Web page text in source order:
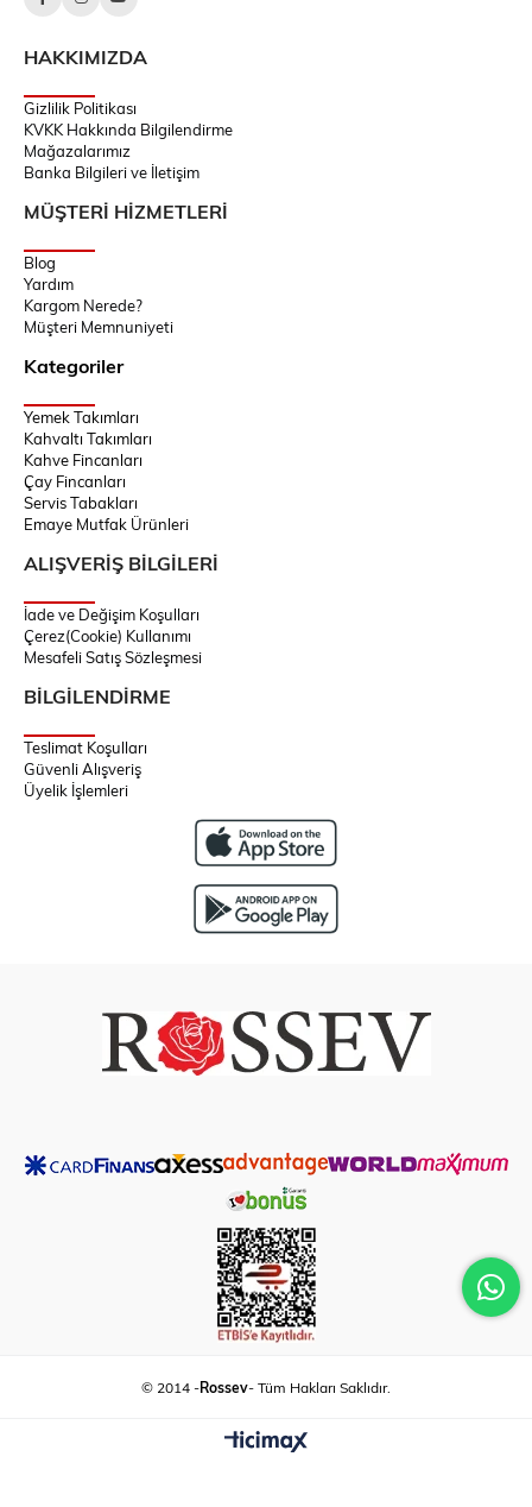
HAKKIMIZDA
Gizlilik Politikası
KVKK Hakkında Bilgilendirme
Mağazalarımız
Banka Bilgileri ve İletişim
MÜŞTERİ HİZMETLERİ
Blog
Yardım
Kargom Nerede?
Müşteri Memnuniyeti
Kategoriler
Yemek Takımları
Kahvaltı Takımları
Kahve Fincanları
Çay Fincanları
Servis Tabakları
Emaye Mutfak Ürünleri
ALIŞVERİŞ BİLGİLERİ
İade ve Değişim Koşulları
Çerez(Cookie) Kullanımı
Mesafeli Satış Sözleşmesi
BİLGİLENDİRME
Teslimat Koşulları
Güvenli Alışveriş
Üyelik İşlemleri
© 2014 -Rossev- Tüm Hakları Saklıdır.